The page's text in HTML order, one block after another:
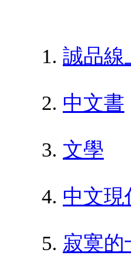
誠品線
中文書
文學
中文現
寂寞的